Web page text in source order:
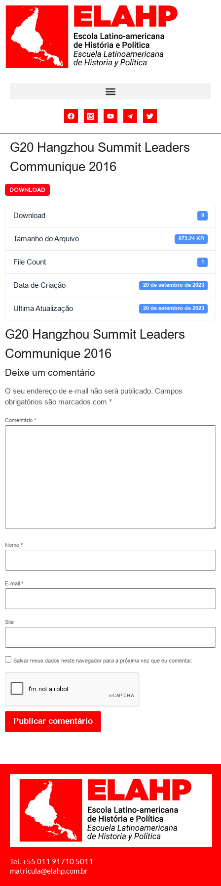
G20 Hangzhou Summit Leaders
Communique 2016
DOWNLOAD
Download 9
Tamanho do Arquivo 873.24 KB
File Count 1
Data de Criação 20 de setembro de 2023
Ultima Atualização 20 de setembro de 2023
G20 Hangzhou Summit Leaders
Communique 2016
Deixe um comentário
O seu endereço de e-mail não será publicado. Campos
obrigatórios são marcados com *
Comentário *
Nome *
E-mail *
Site
Salvar meus dados neste navegador para a próxima vez que eu comentar.
Tel. +55 011 91710 5011
matricula@elahp.com.br